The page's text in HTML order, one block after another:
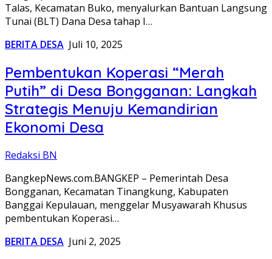
Talas, Kecamatan Buko, menyalurkan Bantuan Langsung
Tunai (BLT) Dana Desa tahap I…
BERITA DESA Juli 10, 2025
Pembentukan Koperasi “Merah
Putih” di Desa Bongganan: Langkah
Strategis Menuju Kemandirian
Ekonomi Desa
Redaksi BN
BangkepNews.com.BANGKEP – Pemerintah Desa
Bongganan, Kecamatan Tinangkung, Kabupaten
Banggai Kepulauan, menggelar Musyawarah Khusus
pembentukan Koperasi…
BERITA DESA Juni 2, 2025